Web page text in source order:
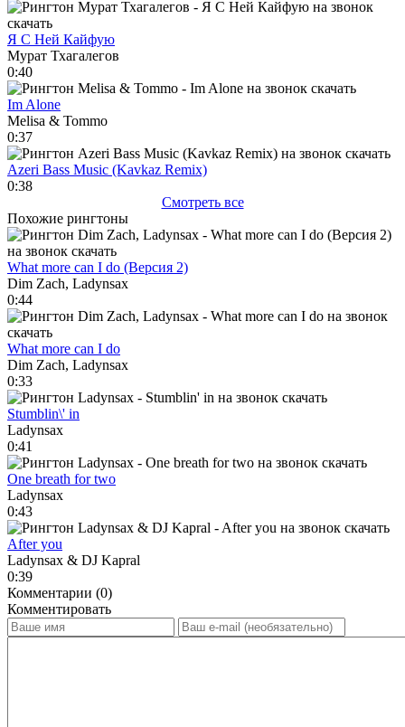
Я С Ней Кайфую
Мурат Тхагалегов
0:40
Im Alone
Melisa & Tommo
0:37
Azeri Bass Music (Kavkaz Remix)
0:38
Смотреть все
Похожие рингтоны
What more can I do (Версия 2)
Dim Zach, Ladynsax
0:44
What more can I do
Dim Zach, Ladynsax
0:33
Stumblin\' in
Ladynsax
0:41
One breath for two
Ladynsax
0:43
After you
Ladynsax & DJ Kapral
0:39
Комментарии (0)
Комментировать